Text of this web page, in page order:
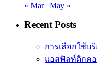
« Mar
May »
Recent Posts
การเลือกใช้บ
แอสฟัลท์ติกค